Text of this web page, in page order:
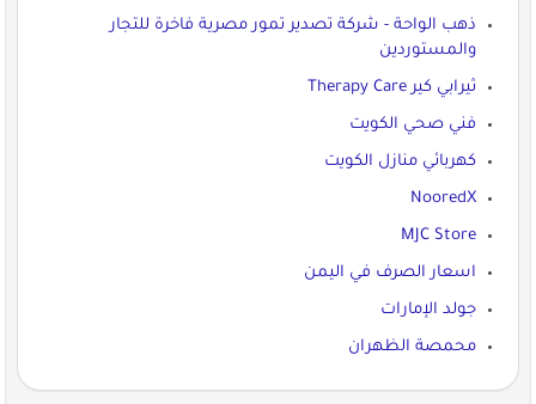
ذهب الواحة - شركة تصدير تمور مصرية فاخرة للتجار
والمستوردين
ثيرابي كير Therapy Care
فني صحي الكويت
كهربائي منازل الكويت
NooredX
MJC Store
اسعار الصرف في اليمن
جولد الإمارات
محمصة الظهران